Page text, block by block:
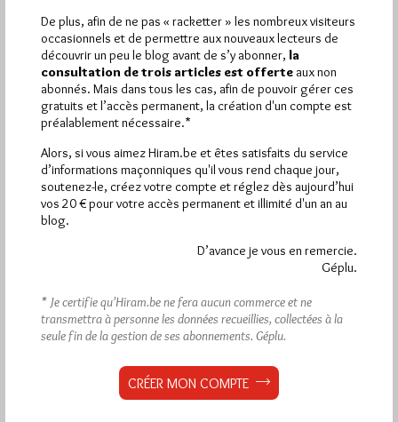
Abonnement aux Newsletters - RSS
De plus, afin de ne pas « racketter » les nombreux visiteurs
occasionnels et de permettre aux nouveaux lecteurs de
découvrir un peu le blog avant de s’y abonner, la
consultation de trois articles est offerte aux non
abonnés. Mais dans tous les cas, afin de pouvoir gérer ces
gratuits et l’accès permanent, la création d'un compte est
préalablement nécessaire.*
Alors, si vous aimez Hiram.be et êtes satisfaits du service
d’informations maçonniques qu'il vous rend chaque jour,
soutenez-le, créez votre compte et réglez dès aujourd’hui
vos 20 € pour votre accès permanent et illimité d'un an au
blog.
D’avance je vous en remercie.
Géplu.
* Je certifie qu’Hiram.be ne fera aucun commerce et ne
transmettra à personne les données recueillies, collectées à la
seule fin de la gestion de ses abonnements. Géplu.
CRÉER MON COMPTE